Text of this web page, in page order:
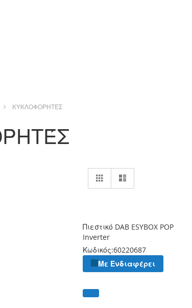
ΚΥΚΛΟΦΟΡΗΤΈΣ
Προβολή
ως
Πλέγμα
Πιεστικό DAB ESYBOX POP
Inverter
Κωδικός:60220687
Με Ενδιαφέρει